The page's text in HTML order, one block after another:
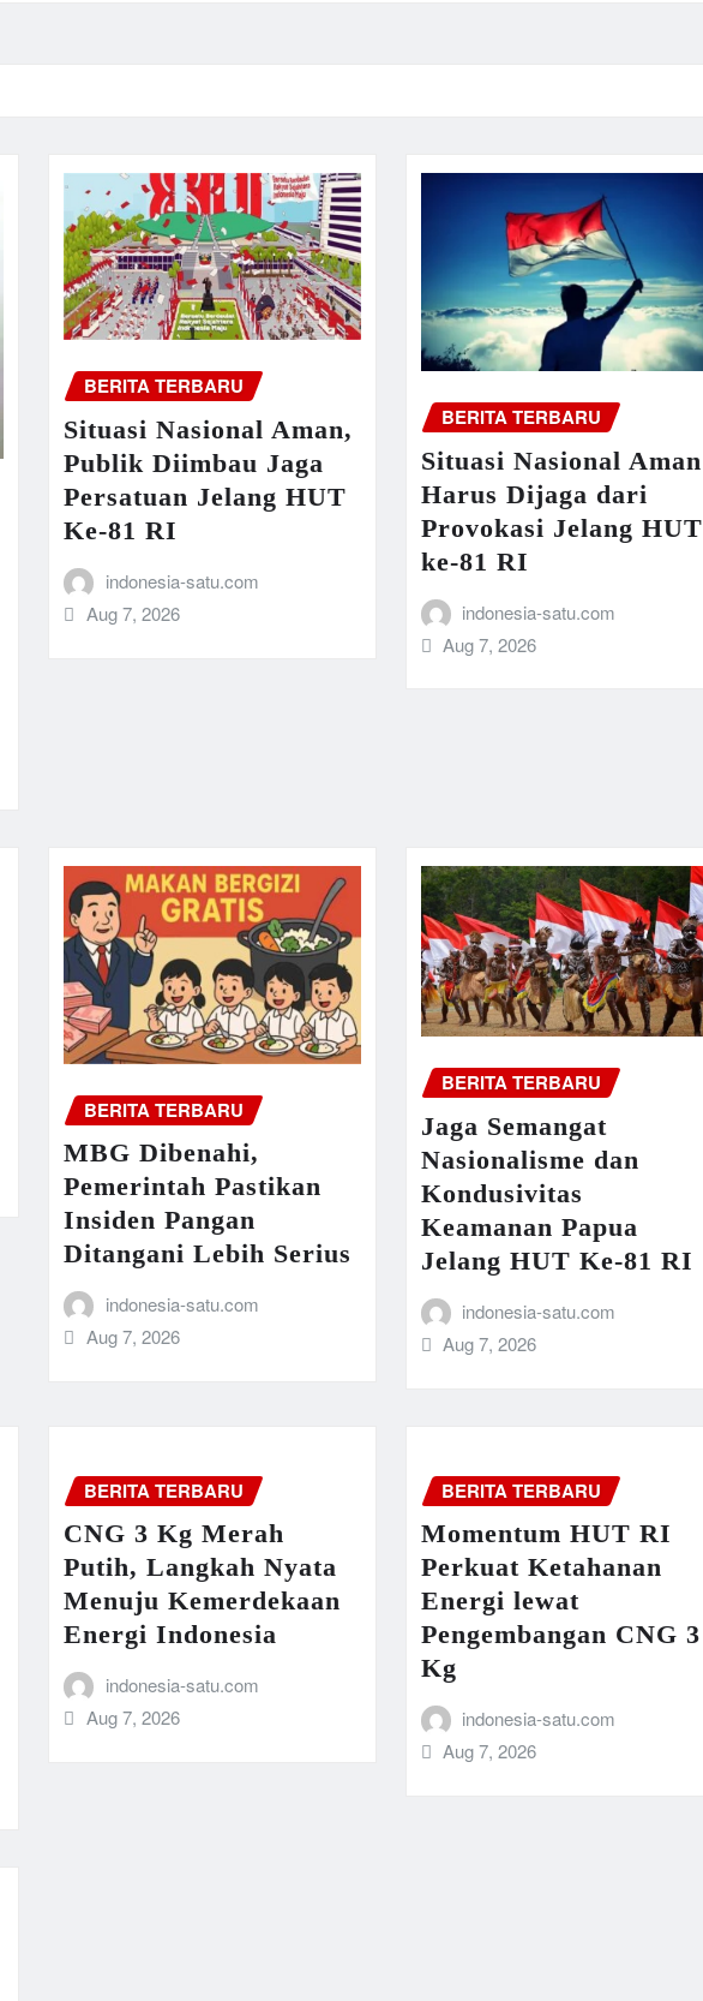
BERITA TERBARU
Situasi Nasional Aman,
Publik Diimbau Jaga
Persatuan Jelang HUT
Ke-81 RI
indonesia-satu.com
Aug 7, 2026
BERITA TERBARU
Situasi Nasional Aman
Harus Dijaga dari
Provokasi Jelang HUT
ke-81 RI
indonesia-satu.com
Aug 7, 2026
BERITA TERBARU
MBG Dibenahi,
Pemerintah Pastikan
Insiden Pangan
Ditangani Lebih Serius
indonesia-satu.com
Aug 7, 2026
BERITA TERBARU
Jaga Semangat
Nasionalisme dan
Kondusivitas
Keamanan Papua
Jelang HUT Ke-81 RI
indonesia-satu.com
Aug 7, 2026
BERITA TERBARU
CNG 3 Kg Merah
Putih, Langkah Nyata
Menuju Kemerdekaan
Energi Indonesia
indonesia-satu.com
Aug 7, 2026
BERITA TERBARU
Momentum HUT RI
Perkuat Ketahanan
Energi lewat
Pengembangan CNG 3
Kg
indonesia-satu.com
Aug 7, 2026